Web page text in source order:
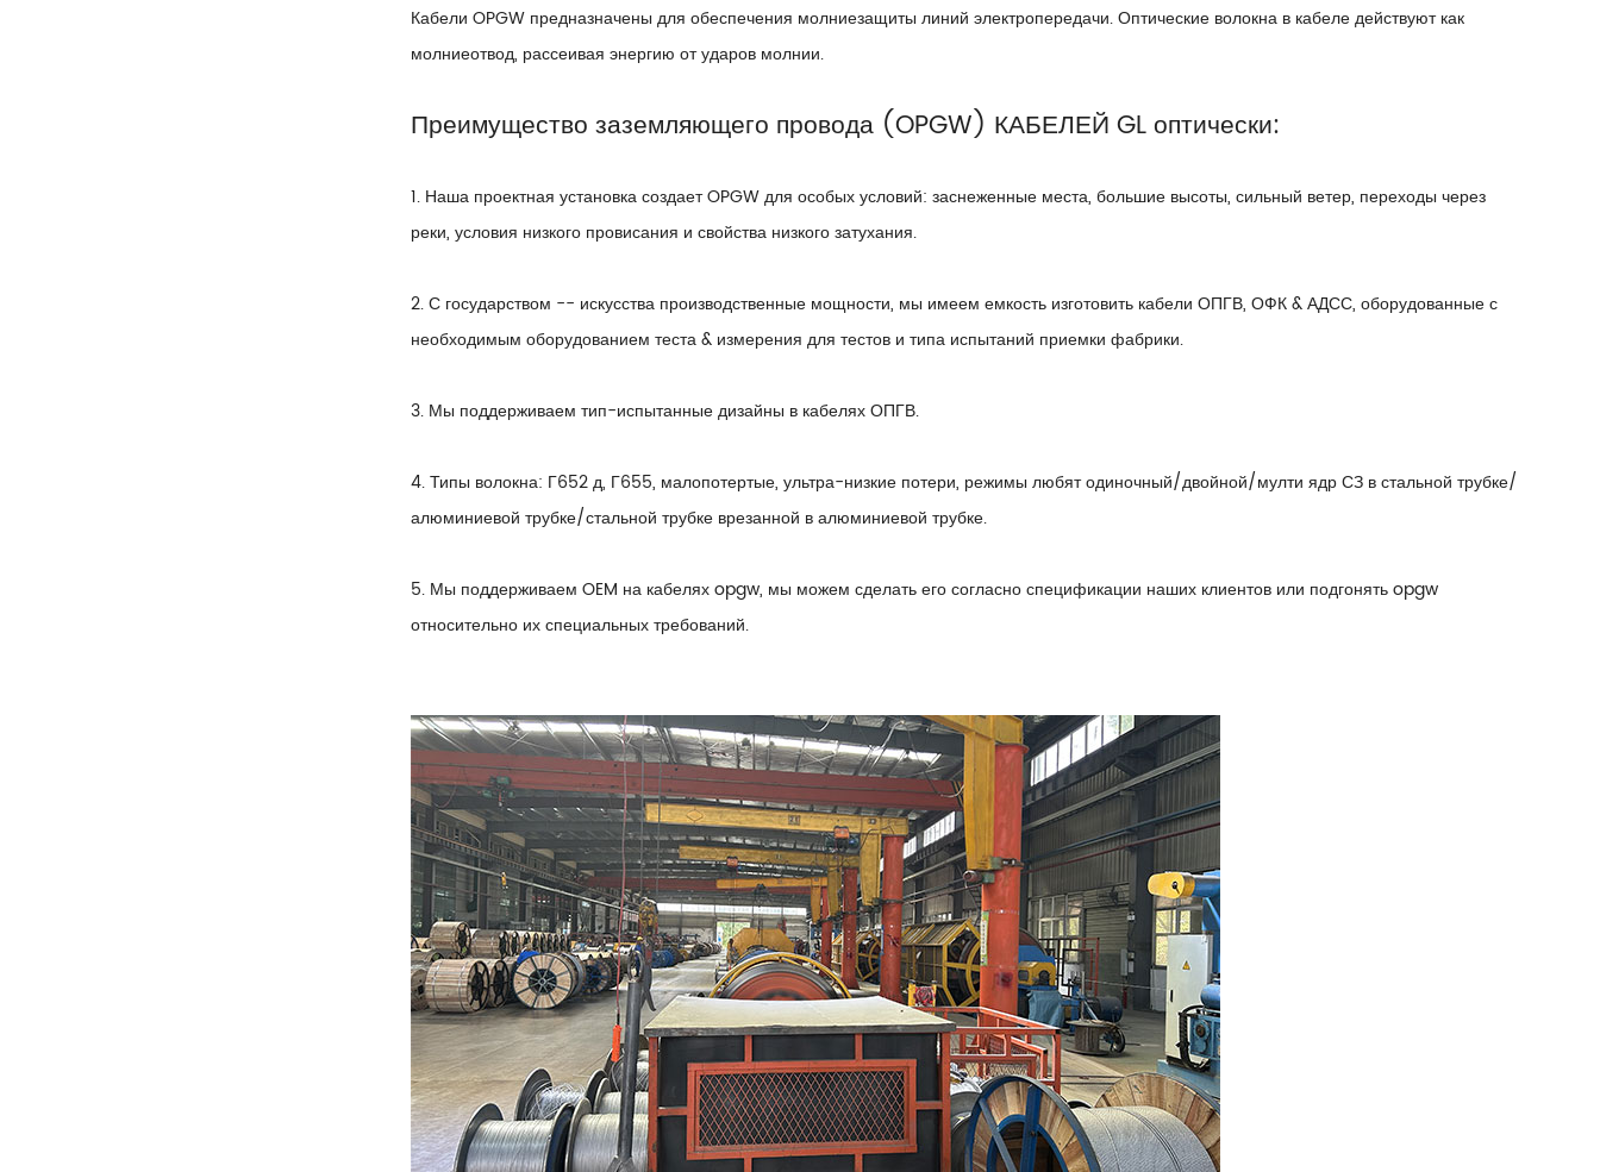
Кабели OPGW предназначены для обеспечения молниезащиты линий электропередачи. Оптические волокна в кабеле действуют как
молниеотвод, рассеивая энергию от ударов молнии.
Преимущество заземляющего провода (OPGW) КАБЕЛЕЙ GL оптически:
1. Наша проектная установка создает OPGW для особых условий: заснеженные места, большие высоты, сильный ветер, переходы через
реки, условия низкого провисания и свойства низкого затухания.
2. С государством -- искусства производственные мощности, мы имеем емкость изготовить кабели ОПГВ, ОФК & АДСС, оборудованные с
необходимым оборудованием теста & измерения для тестов и типа испытаний приемки фабрики.
3. Мы поддерживаем тип-испытанные дизайны в кабелях ОПГВ.
4. Типы волокна: Г652 д, Г655, малопотертые, ультра-низкие потери, режимы любят одиночный/двойной/мулти ядр СЗ в стальной трубке/
алюминиевой трубке/стальной трубке врезанной в алюминиевой трубке.
5. Мы поддерживаем OEM на кабелях opgw, мы можем сделать его согласно спецификации наших клиентов или подгонять opgw
относительно их специальных требований.